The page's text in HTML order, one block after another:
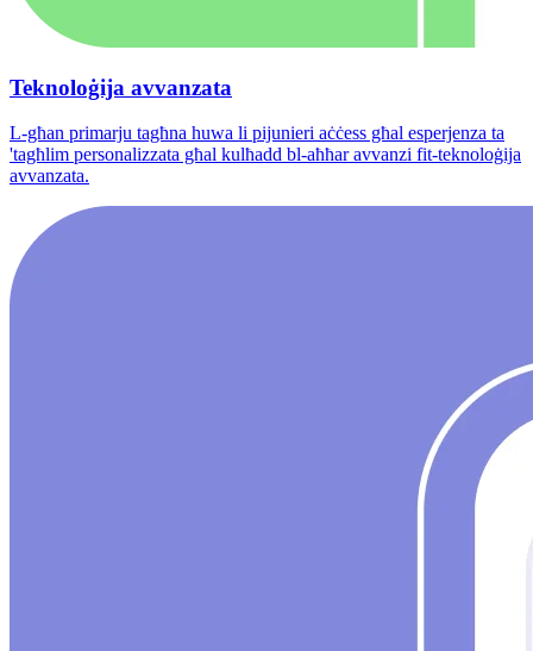
Teknoloġija avvanzata
L-għan primarju tagħna huwa li pijunieri aċċess għal esperjenza ta
'tagħlim personalizzata għal kulħadd bl-aħħar avvanzi fit-teknoloġija
avvanzata.